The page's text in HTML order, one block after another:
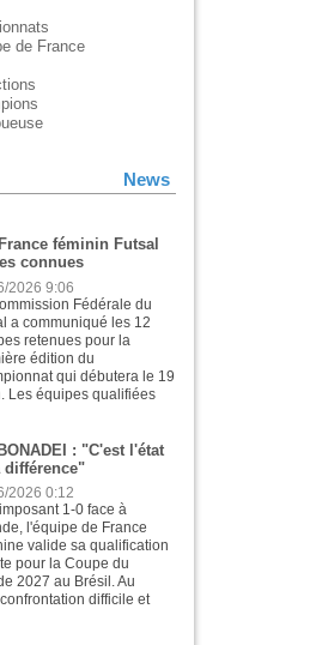
A
Tit B P M Tit
6
0
0 0
0
de France
News
féminin Futsal
connues
2026 9:06
Fédérale du
a communiqué les 12
retenues pour la
édition du
qui débutera le 19
Les équipes qualifiées
: "C'est l'état
2026 0:12
1-0 face à
l'équipe de France
valide sa qualification
pour la Coupe du
2027 au Brésil. Au
difficile et